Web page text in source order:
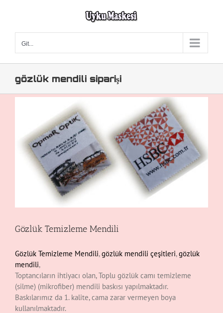
Git...
gözlük mendili siparişi
Gözlük Temizleme Mendili
Gözlük Temizleme Mendili,gözlük mendili çeşitleri,gözlük
mendili,
Toptancıların ihtiyacı olan, Toplu gözlük camı temizleme
(silme) (mikrofiber) mendili baskısı yapılmaktadır.
Baskılarımız da 1. kalite, cama zarar vermeyen boya
kullanılmaktadır.